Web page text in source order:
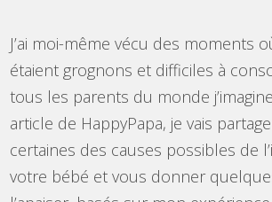
J’ai moi-même vécu des moments
étaient grognons et difficiles à
tous les parents du monde
article de HappyPapa, je vais
certaines des causes possibles de
votre bébé et vous donner